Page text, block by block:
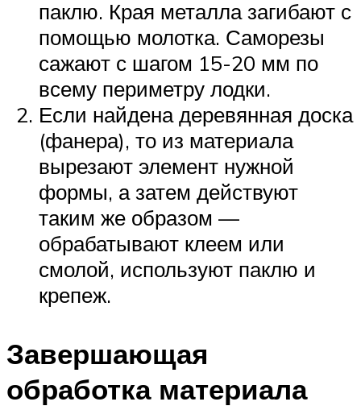
паклю. Края металла загибают с
помощью молотка. Саморезы
сажают с шагом 15-20 мм по
всему периметру лодки.
Если найдена деревянная доска
(фанера), то из материала
вырезают элемент нужной
формы, а затем действуют
таким же образом —
обрабатывают клеем или
смолой, используют паклю и
крепеж.
Завершающая
обработка материала